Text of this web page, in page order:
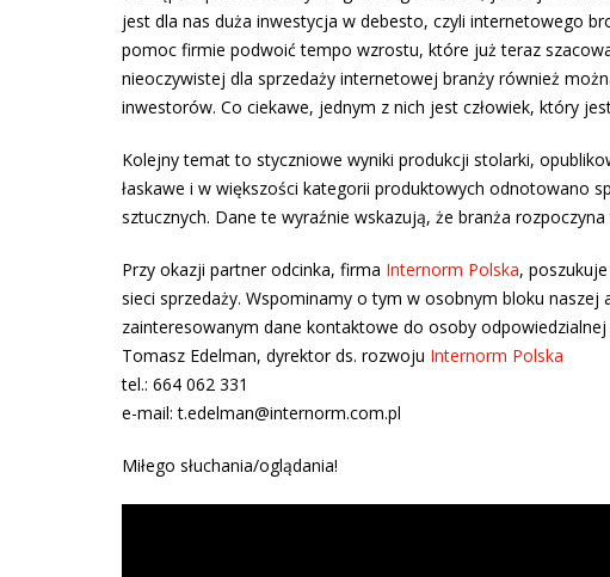
jest dla nas duża inwestycja w debesto, czyli internetowego
pomoc firmie podwoić tempo wzrostu, które już teraz
nieoczywistej dla sprzedaży internetowej branży również
inwestorów. Co ciekawe, jednym z nich jest człowiek, który
Kolejny temat to styczniowe wyniki produkcji stolarki,
łaskawe i w większości kategorii produktowych odnotowano
sztucznych. Dane te wyraźnie wskazują, że branża
Przy okazji partner odcinka, firma Internorm Polska,
sieci sprzedaży. Wspominamy o tym w osobnym bloku
zainteresowanym dane kontaktowe do osoby odpowiedzialnej
Tomasz Edelman, dyrektor ds. rozwoju Internorm Polska
tel.: 664 062 331
e-mail: t.edelman@internorm.com.pl
Miłego słuchania/oglądania!